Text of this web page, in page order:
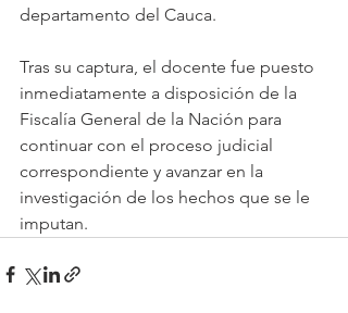
departamento del Cauca.
Tras su captura, el docente fue puesto
inmediatamente a disposición de la
Fiscalía General de la Nación para
continuar con el proceso judicial
correspondiente y avanzar en la
investigación de los hechos que se le
imputan.